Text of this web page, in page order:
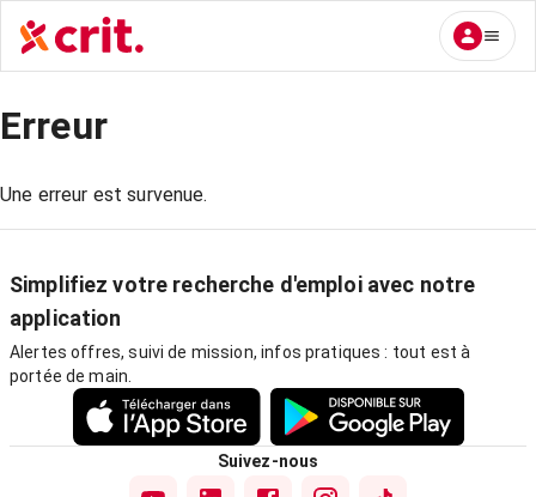
Erreur
Une erreur est survenue.
Simplifiez votre recherche d'emploi avec notre
application
Alertes offres, suivi de mission, infos pratiques : tout est à
portée de main.
Suivez-nous